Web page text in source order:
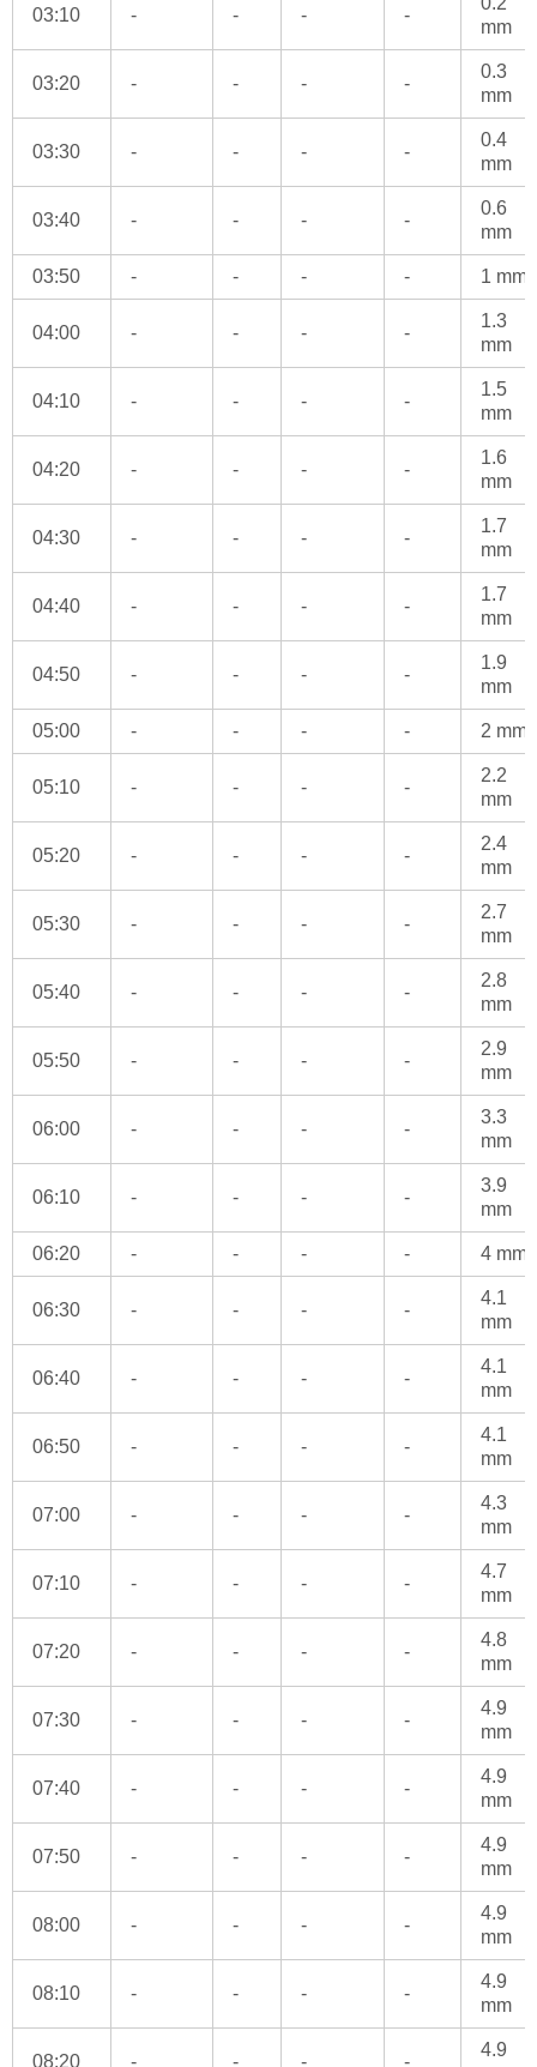
03:10 - - - -
mm
03:20 - - - -
0.3
mm
03:30 - - - -
0.4
mm
03:40 - - - -
0.6
mm
03:50 - - - - 1 mm
04:00 - - - -
1.3
mm
04:10 - - - -
1.5
mm
04:20 - - - -
1.6
mm
04:30 - - - -
1.7
mm
04:40 - - - -
1.7
mm
04:50 - - - -
1.9
mm
05:00 - - - - 2 mm
05:10 - - - -
2.2
mm
05:20 - - - -
2.4
mm
05:30 - - - -
2.7
mm
05:40 - - - -
2.8
mm
05:50 - - - -
2.9
mm
06:00 - - - -
3.3
mm
06:10 - - - -
3.9
mm
06:20 - - - - 4 mm
06:30 - - - -
4.1
mm
06:40 - - - -
4.1
mm
06:50 - - - -
4.1
mm
07:00 - - - -
4.3
mm
07:10 - - - -
4.7
mm
07:20 - - - -
4.8
mm
07:30 - - - -
4.9
mm
07:40 - - - -
4.9
mm
07:50 - - - -
4.9
mm
08:00 - - - -
4.9
mm
08:10 - - - -
4.9
mm
08:20 - - - -
4.9